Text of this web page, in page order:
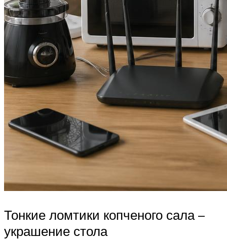
Тонкие ломтики копченого сала –
украшение стола